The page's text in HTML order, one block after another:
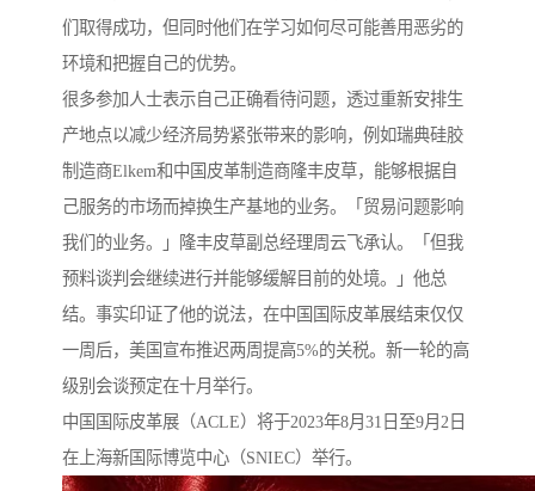
们取得成功，但同时他们在学习如何尽可能善用恶劣的
环境和把握自己的优势。
很多参加人士表示自己正确看待问题，透过重新安排生
产地点以减少经济局势紧张带来的影响，例如瑞典硅胶
制造商Elkem和中国皮革制造商隆丰皮草，能够根据自
己服务的市场而掉换生产基地的业务。「贸易问题影响
我们的业务。」隆丰皮草副总经理周云飞承认。「但我
预料谈判会继续进行并能够缓解目前的处境。」他总
结。事实印证了他的说法，在中国国际皮革展结束仅仅
一周后，美国宣布推迟两周提高5%的关税。新一轮的高
级别会谈预定在十月举行。
中国国际皮革展（ACLE）将于2023年8月31日至9月2日
在上海新国际博览中心（SNIEC）举行。